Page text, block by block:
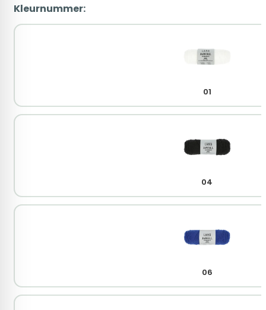
Kleurnummer:
01
04
06